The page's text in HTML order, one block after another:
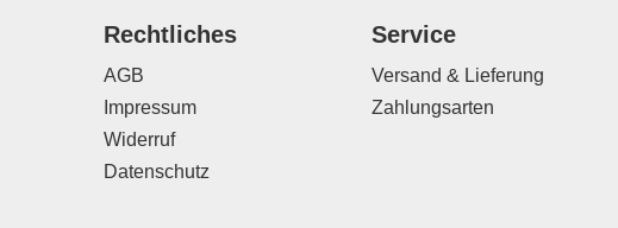
Rechtliches
AGB
Impressum
Widerruf
Datenschutz
Service
Versand & Lieferung
Zahlungsarten